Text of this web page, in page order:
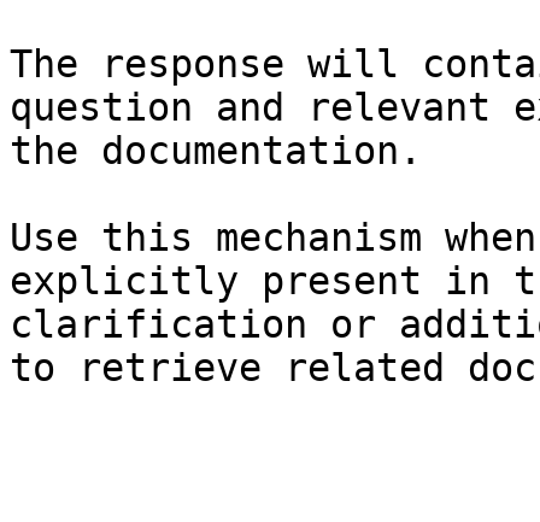
The response will
question and relevant
the documentation.
Use this mechanism
explicitly present in
clarification or